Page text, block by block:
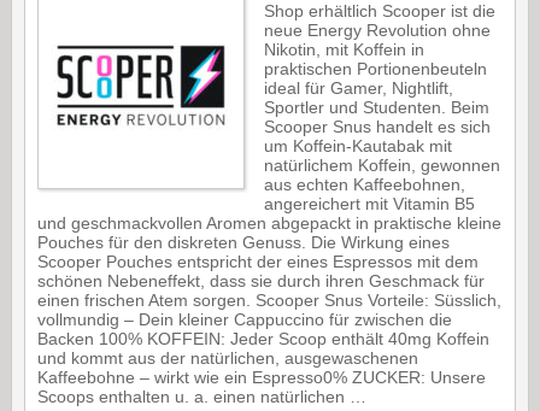
Shop erhältlich Scooper ist die
neue Energy Revolution ohne
Nikotin, mit Koffein in
praktischen Portionenbeuteln
ideal für Gamer, Nightlift,
Sportler und Studenten. Beim
Scooper Snus handelt es sich
um Koffein-Kautabak mit
natürlichem Koffein, gewonnen
aus echten Kaffeebohnen,
angereichert mit Vitamin B5
und geschmackvollen Aromen abgepackt in praktische kleine
Pouches für den diskreten Genuss. Die Wirkung eines
Scooper Pouches entspricht der eines Espressos mit dem
schönen Nebeneffekt, dass sie durch ihren Geschmack für
einen frischen Atem sorgen. Scooper Snus Vorteile: Süsslich,
vollmundig – Dein kleiner Cappuccino für zwischen die
Backen 100% KOFFEIN: Jeder Scoop enthält 40mg Koffein
und kommt aus der natürlichen, ausgewaschenen
Kaffeebohne – wirkt wie ein Espresso0% ZUCKER: Unsere
Scoops enthalten u. a. einen natürlichen …